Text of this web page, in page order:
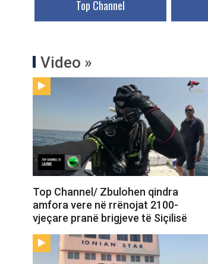
Top Channel
Video »
Top Channel/ Zbulohen qindra
amfora vere në rrënojat 2100-
vjeçare pranë brigjeve të Siçilisë